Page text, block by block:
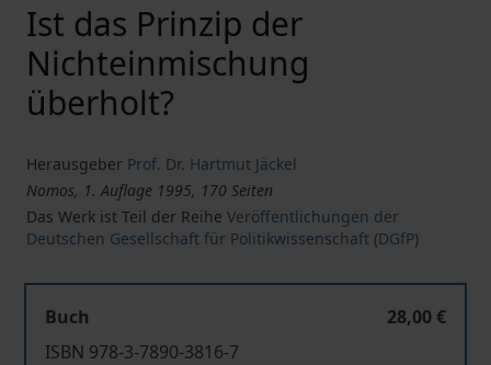
Ist das Prinzip der
Nichteinmischung
überholt?
Herausgeber Prof. Dr. Hartmut Jäckel
Nomos, 1. Auflage 1995, 170 Seiten
Das Werk ist Teil der Reihe Veröffentlichungen der
Deutschen Gesellschaft für Politikwissenschaft (DGfP)
Buch
28,00 €
ISBN 978-3-7890-3816-7